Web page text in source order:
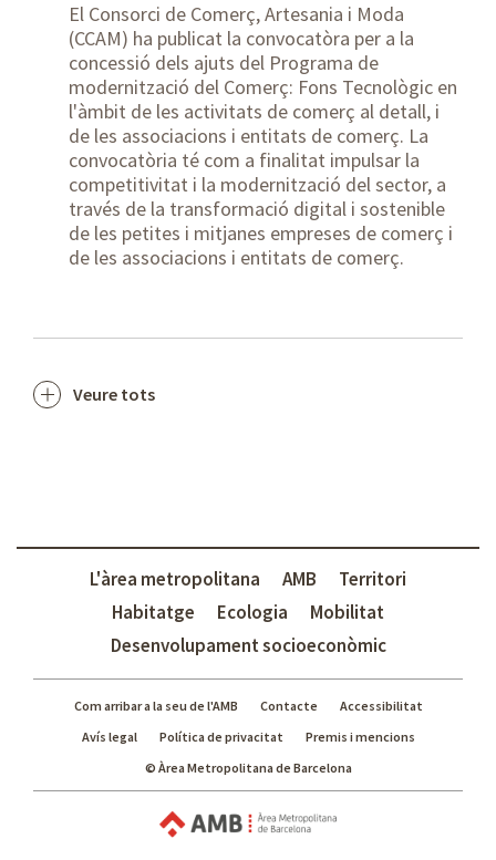
El Consorci de Comerç, Artesania i Moda
(CCAM) ha publicat la convocatòra per a la
concessió dels ajuts del Programa de
modernització del Comerç: Fons Tecnològic en
l'àmbit de les activitats de comerç al detall, i
de les associacions i entitats de comerç. La
convocatòria té com a finalitat impulsar la
competitivitat i la modernització del sector, a
través de la transformació digital i sostenible
de les petites i mitjanes empreses de comerç i
de les associacions i entitats de comerç.
Veure tots
L'àrea metropolitana AMB
Territori
Habitatge
Ecologia
Mobilitat
Desenvolupament socioeconòmic
Com arribar a la seu de l'AMB Contacte
Accessibilitat
Avís legal
Política de privacitat
Premis i mencions
© Àrea Metropolitana de Barcelona